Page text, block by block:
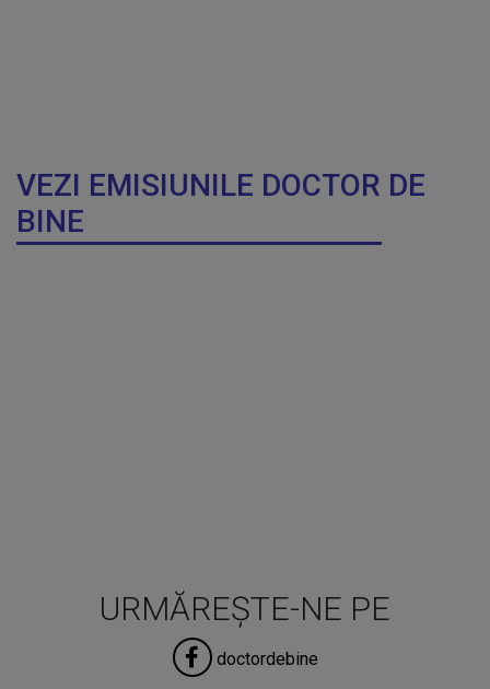
VEZI EMISIUNILE DOCTOR DE
BINE
URMĂREȘTE-NE PE
doctordebine